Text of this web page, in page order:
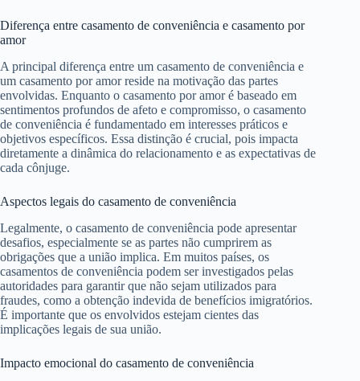
Diferença entre casamento de conveniência e casamento por
amor
A principal diferença entre um casamento de conveniência e
um casamento por amor reside na motivação das partes
envolvidas. Enquanto o casamento por amor é baseado em
sentimentos profundos de afeto e compromisso, o casamento
de conveniência é fundamentado em interesses práticos e
objetivos específicos. Essa distinção é crucial, pois impacta
diretamente a dinâmica do relacionamento e as expectativas de
cada cônjuge.
Aspectos legais do casamento de conveniência
Legalmente, o casamento de conveniência pode apresentar
desafios, especialmente se as partes não cumprirem as
obrigações que a união implica. Em muitos países, os
casamentos de conveniência podem ser investigados pelas
autoridades para garantir que não sejam utilizados para
fraudes, como a obtenção indevida de benefícios imigratórios.
É importante que os envolvidos estejam cientes das
implicações legais de sua união.
Impacto emocional do casamento de conveniência